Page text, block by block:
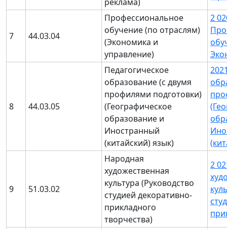
7 44.03.04
Профессиональное
обучение (по отраслям)
(Экономика и
управление)
2
8 44.03.05
Педагогическое
образование (с двумя
профилями подготовки)
(Географическое
образование и
Иностранный
(китайский) язык)
9 51.03.02
Народная
художественная
культура (Руководство
студией декоративно-
прикладного
творчества)
2